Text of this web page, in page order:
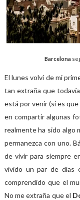
Barcelona
El lunes volví de mi
tan extraña que
está por venir (si es
en compartir algunas
realmente ha sido algo
permanezca con uno.
de vivir para siempre
vivido un par de días
comprendido que el
No me extraña que el